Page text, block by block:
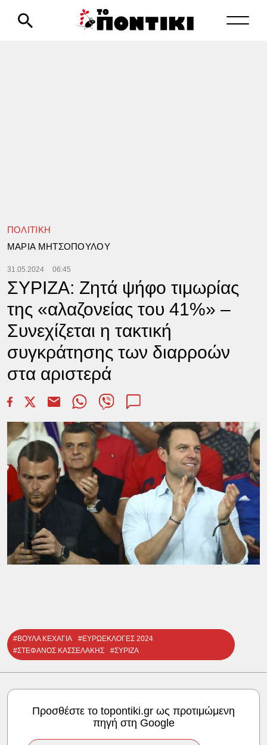
ΠΟΛΙΤΙΚΗ
ΜΑΡΙΑ ΜΗΤΣΟΠΟΥΛΟΥ
31.05.2024 06:45
ΣΥΡΙΖΑ: Ζητά ψήφο τιμωρίας
της «αλαζονείας του 41%» –
Συνεχίζεται η τακτική
συγκράτησης των διαρροών
στα αριστερά
#ΒΟΥΛΑ ΚΕΧΑΓΙΑ
#ΕΥΡΩΕΚΛΟΓΕΣ 2024
#ΣΤΕΦΑΝΟΣ ΚΑΣΣΕΛΑΚΗΣ
#ΣΥΡΙΖΑ
Προσθέστε το topontiki.gr ως προτιμώμενη
πηγή στη Google